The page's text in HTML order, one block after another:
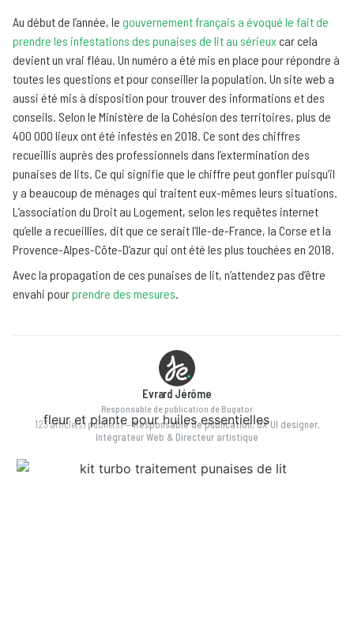
Au début de l’année, le gouvernement français a évoqué le fait de
prendre les infestations des punaises de lit au sérieuxcar cela
devient un vrai fléau. Un numéro a été mis en place pour répondre à
toutes les questions et pour conseiller la population. Un site web a
aussi été mis à disposition pour trouver des informations et des
conseils. Selon le Ministère de la Cohésion des territoires, plus de
400 000 lieux ont été infestés en 2018. Ce sont des chiffres
recueillis auprès des professionnels dans l’extermination des
punaises de lits. Ce qui signifie que le chiffre peut gonfler puisqu’il
y a beaucoup de ménages qui traitent eux-mêmes leurs situations.
L’association du Droit au Logement, selon les requêtes internet
qu’elle a recueillies, dit que ce serait l’Ile-de-France, la Corse et la
Provence-Alpes-Côte-D’azur qui ont été les plus touchées en 2018.
Avec la propagation de ces punaises de lit, n’attendez pas d’être
envahi pourprendre des mesures.
Evrard Jérôme
Responsable de publication de Bugator
123 article(s) publié(s)—Responsable de publication, UX UI designer,
Intégrateur Web & Directeur artistique